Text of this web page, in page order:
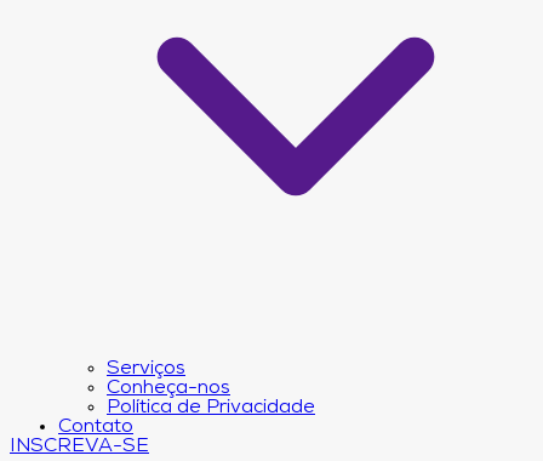
Serviços
Conheça-nos
Política de Privacidade
Contato
INSCREVA-SE